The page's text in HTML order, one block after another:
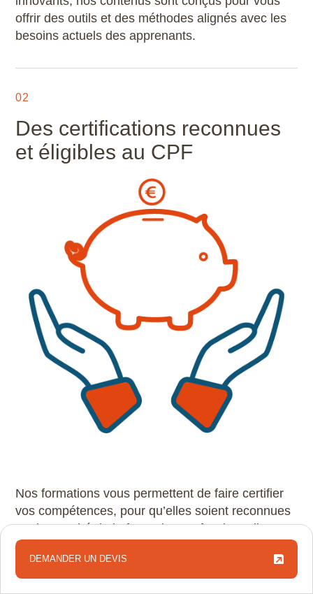
offrir des outils et des méthodes alignés avec les
besoins actuels des apprenants.
02
Des certifications reconnues
et éligibles au CPF
Nos formations vous permettent de faire certifier
vos compétences, pour qu’elles soient reconnues
sur le marché de la formation professionnelle.
Grâce à leur éligibilité au CPF, vous pouvez
financer tout ou partie de votre parcours de
montée en compétences. Ce dispositif garantit
DEMANDER UN DEVIS